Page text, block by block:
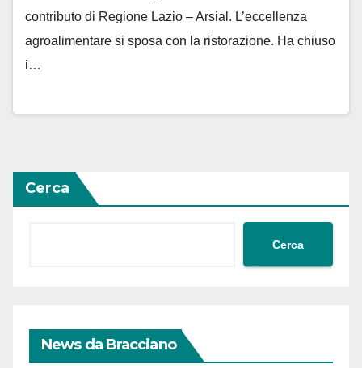
contributo di Regione Lazio – Arsial. L’eccellenza
agroalimentare si sposa con la ristorazione. Ha chiuso
i…
Cerca
Cerca
News da Bracciano